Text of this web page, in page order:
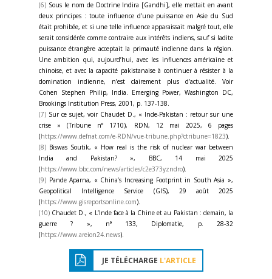
(6) Sous le nom de Doctrine Indira [Gandhi], elle mettait en avant
deux principes : toute influence d’une puissance en Asie du Sud
était prohibée, et si une telle influence apparaissait malgré tout, elle
serait considérée comme contraire aux intérêts indiens, sauf si ladite
puissance étrangère acceptait la primauté indienne dans la région.
Une ambition qui, aujourd’hui, avec les influences américaine et
chinoise, et avec la capacité pakistanaise à continuer à résister à la
domination indienne, n’est clairement plus d’actualité. Voir
Cohen Stephen Philip, India. Emerging Power, Washington DC,
Brookings Institution Press, 2001, p. 137-138.
(7) Sur ce sujet, voir Chaudet D., « Inde-Pakistan : retour sur une
crise » (Tribune n° 1710), RDN, 12 mai 2025, 6 pages
(https://www.defnat.com/e-RDN/vue-tribune.php?ctribune=1823).
(8) Biswas Soutik, « How real is the risk of nuclear war between
India and Pakistan? », BBC, 14 mai 2025
(https://www.bbc.com/news/articles/c2e373yzndro).
(9) Pande Aparna, « China’s Increasing Footprint in South Asia »,
Geopolitical Intelligence Service (GIS), 29 août 2025
(https://www.gisreportsonline.com).
(10) Chaudet D., « L’Inde face à la Chine et au Pakistan : demain, la
guerre ? », n° 133, Diplomatie, p. 28-32
(https://www.areion24.news).
JE TÉLÉCHARGE L'ARTICLE